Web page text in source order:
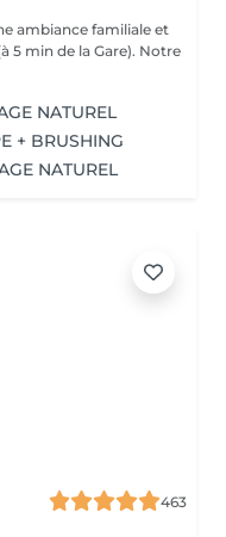
ambiance familiale et
de la Gare). Notre
NATUREL
+ BRUSHING
NATUREL
463